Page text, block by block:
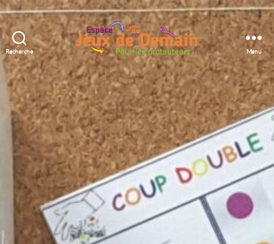
Recherche
Espace
Jeux
de
Demain
Menu